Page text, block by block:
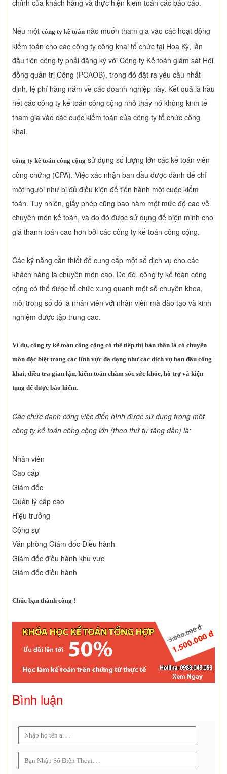
chính của khách hàng và thực hiện kiểm toán các báo cáo.
Nếu một công ty kế toán nào muốn tham gia vào các hoạt động
kiểm toán cho các công ty công khai tổ chức tại Hoa Kỳ, lần
đầu tiên công ty phải đăng ký với Công ty Kế toán giám sát Hội
đồng quản trị Công (PCAOB), trong đó đặt ra yêu cầu nhất
định, lệ phí hàng năm về các doanh nghiệp này. Kết quả là hầu
hết các công ty kế toán công cộng nhỏ thấy nó không kinh tế
tham gia vào các cuộc kiểm toán của công ty tổ chức công
khai.
công ty kế toán công cộng sử dụng số lượng lớn các kế toán viên
công chứng (CPA). Việc xác nhận ban đầu được dành để chỉ
một người như bị đủ điều kiện để tiến hành một cuộc kiểm
toán. Tuy nhiên, giấy phép cũng bao hàm một mức độ cao về
chuyên môn kế toán, và do đó được sử dụng để biện minh cho
giá thanh toán cao hơn bởi các công ty kế toán công cộng.
Các kỹ năng cần thiết để cung cấp một số dịch vụ cho các
khách hàng là chuyên môn cao. Do đó, công ty kế toán công
cộng có thể được tổ chức xung quanh một số chuyên khoa,
mỗi trong số đó là nhân viên với nhân viên mà đào tạo và kinh
nghiệm được tập trung cao.
Ví dụ, công ty kế toán công cộng có thể tiếp thị bản thân là có chuyên
môn đặc biệt trong các lĩnh vực đa dạng như các dịch vụ ban đầu công
khai, điều tra gian lận, kiểm toán chăm sóc sức khỏe, hỗ trợ và kiện
tụng để được bảo hiểm.
Các chức danh công việc điển hình được sử dụng trong một
công ty kế toán công cộng lớn (theo thứ tự tăng dần) là:
Nhân viên
Cao cấp
Giám đốc
Quản lý cấp cao
Hiệu trưởng
Cộng sự
Văn phòng Giám đốc Điều hành
Giám đốc điều hành khu vực
Giám đốc điều hành
Chúc bạn thành công !
Bình luận